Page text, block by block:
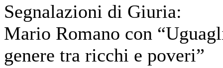
Segnalazioni di Giuria:
Mario Romano con
genere tra ricchi e poveri”